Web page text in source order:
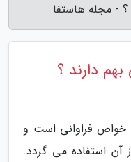
؟ - مجله هاستفا
دارند ؟
خواص فراوانی است و
آن استفاده می گردد.